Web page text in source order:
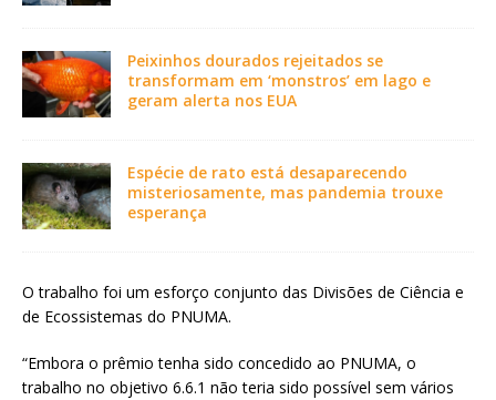
Peixinhos dourados rejeitados se
transformam em ‘monstros’ em lago e
geram alerta nos EUA
Espécie de rato está desaparecendo
misteriosamente, mas pandemia trouxe
esperança
O trabalho foi um esforço conjunto das Divisões de Ciência e
de Ecossistemas do PNUMA.
“Embora o prêmio tenha sido concedido ao PNUMA, o
trabalho no objetivo 6.6.1 não teria sido possível sem vários